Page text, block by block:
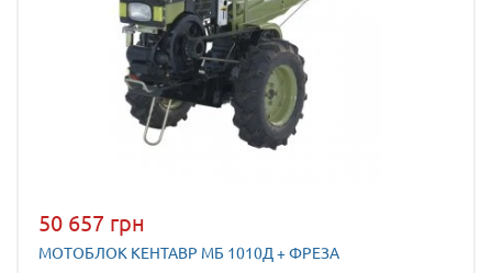
50 657 грн
МОТОБЛОК КЕНТАВР МБ 1010Д + ФРЕЗА